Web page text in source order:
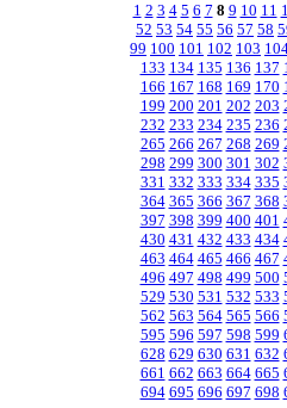
1 2 3 4 5 6 7 8 9 10 11
52 53 54 55 56 57 58
99 100 101 102 103
133 134 135 136 137
166 167 168 169 170
199 200 201 202 203
232 233 234 235 236
265 266 267 268 269
298 299 300 301 302
331 332 333 334 335
364 365 366 367 368
397 398 399 400 401
430 431 432 433 434
463 464 465 466 467
496 497 498 499 500
529 530 531 532 533
562 563 564 565 566
595 596 597 598 599
628 629 630 631 632
661 662 663 664 665
694 695 696 697 698